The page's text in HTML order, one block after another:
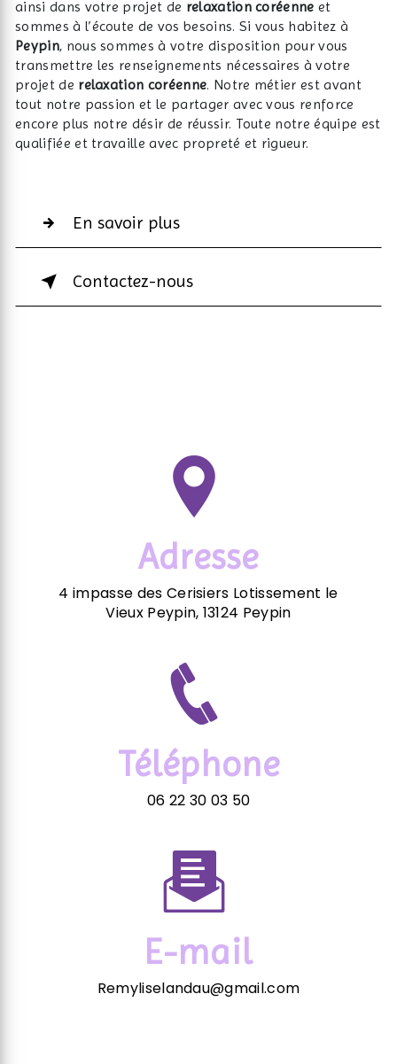
ainsi dans votre projet de relaxation coréenne et
sommes à l’écoute de vos besoins. Si vous habitez à
Peypin, nous sommes à votre disposition pour vous
transmettre les renseignements nécessaires à votre
projet de relaxation coréenne. Notre métier est avant
tout notre passion et le partager avec vous renforce
encore plus notre désir de réussir. Toute notre équipe est
qualifiée et travaille avec propreté et rigueur.
En savoir plus
Contactez-nous
Adresse
4 impasse des Cerisiers Lotissement le
Vieux Peypin, 13124 Peypin
Téléphone
06 22 30 03 50
E-mail
Remyliselandau@gmail.com